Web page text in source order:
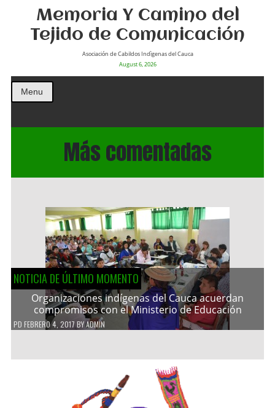
Memoria Y Camino del
Tejido de Comunicación
Asociación de Cabildos Indìgenas del Cauca
August 6, 2026
Menu
Más comentadas
NOTICIA DE ÚLTIMO MOMENTO
Organizaciones indígenas del Cauca acuerdan
compromisos con el Ministerio de Educación
PD FEBRERO 4, 2017 BYADMIN